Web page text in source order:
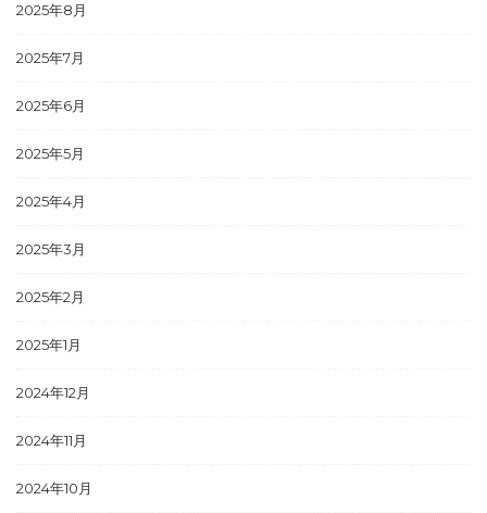
2025年8月
2025年7月
2025年6月
2025年5月
2025年4月
2025年3月
2025年2月
2025年1月
2024年12月
2024年11月
2024年10月